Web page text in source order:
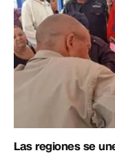
Las regiones se